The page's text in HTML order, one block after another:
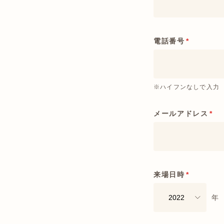
電話番号 *
※ハイフンなしで入力
メールアドレス *
来場日時 *
年